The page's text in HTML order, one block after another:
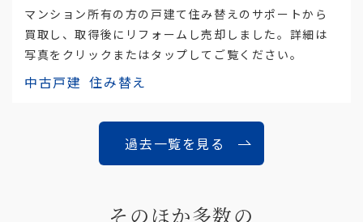
マンション所有の方の戸建て住み替えのサポートから
買取し、取得後にリフォームし売却しました。詳細は
写真をクリックまたはタップしてご覧ください。
中古戸建 住み替え
過去一覧を見る
そのほか多数の